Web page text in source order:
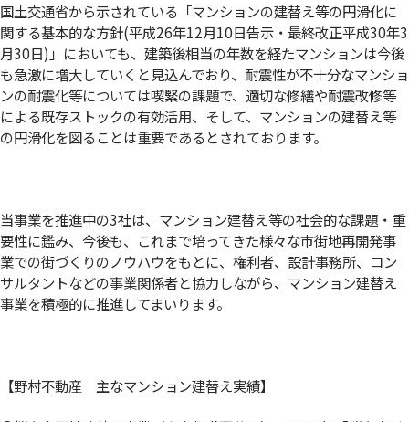
国土交通省から示されている「マンションの建替え等の円滑化に
関する基本的な方針(平成26年12月10日告示・最終改正平成30年3
月30日)」においても、建築後相当の年数を経たマンションは今後
も急激に増大していくと見込んでおり、耐震性が不十分なマンショ
ンの耐震化等については喫緊の課題で、適切な修繕や耐震改修等
による既存ストックの有効活用、そして、マンションの建替え等
の円滑化を図ることは重要であるとされております。
当事業を推進中の3社は、マンション建替え等の社会的な課題・重
要性に鑑み、今後も、これまで培ってきた様々な市街地再開発事
業での街づくりのノウハウをもとに、権利者、設計事務所、コン
サルタントなどの事業関係者と協力しながら、マンション建替え
事業を積極的に推進してまいります。
【野村不動産 主なマンション建替え実績】